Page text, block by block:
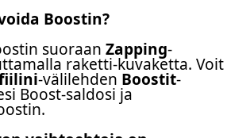
Boostin?
suoraan Zapping-
raketti-kuvaketta. Voit
-välilehden Boostit-
Boost-saldosi ja